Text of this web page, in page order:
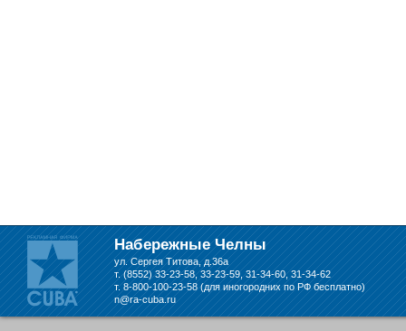
Набережные Челны
ул. Сергея Титова, д.36а
т. (8552) 33-23-58, 33-23-59, 31-34-60, 31-34-62
т. 8-800-100-23-58 (для иногородних по РФ бесплатно)
n@ra-cuba.ru